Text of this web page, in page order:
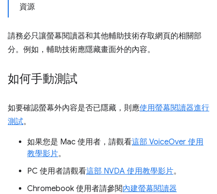
資源
請務必只讓螢幕閱讀器和其他輔助技術存取網頁的相關部
分。例如，輔助技術應隱藏畫面外的內容。
如何手動測試
如要確認螢幕外內容是否已隱藏，則應使用螢幕閱讀器進行
測試。
如果您是 Mac 使用者，請觀看這部 VoiceOver 使用
教學影片。
PC 使用者請觀看這部 NVDA 使用教學影片。
Chromebook 使用者請參閱內建螢幕閱讀器